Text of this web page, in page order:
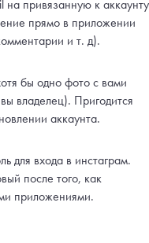
на привязанную к аккаунту
прямо в приложении
и т. д).
бы одно фото с вами
владелец). Пригодится
аккаунта.
для входа в инстаграм.
после того, как
приложениями.